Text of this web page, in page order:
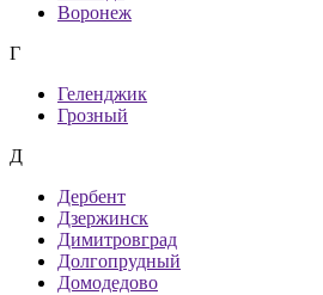
Воронеж
Г
Геленджик
Грозный
Д
Дербент
Дзержинск
Димитровград
Долгопрудный
Домодедово